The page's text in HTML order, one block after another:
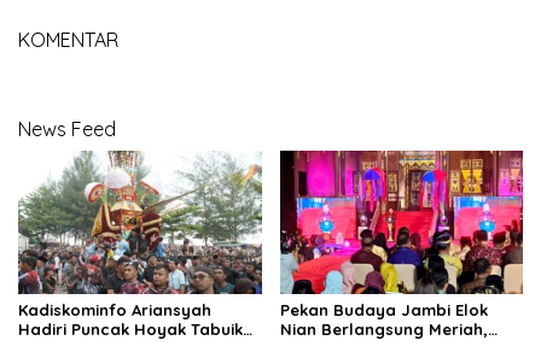
KOMENTAR
News Feed
Kadiskominfo Ariansyah
Hadiri Puncak Hoyak Tabuik
Pekan Budaya Jambi Elok
Nian Berlangsung Meriah,